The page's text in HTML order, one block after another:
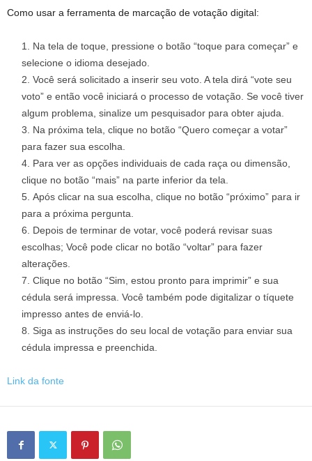
Como usar a ferramenta de marcação de votação digital:
Na tela de toque, pressione o botão “toque para começar” e
selecione o idioma desejado.
Você será solicitado a inserir seu voto. A tela dirá “vote seu
voto” e então você iniciará o processo de votação. Se você tiver
algum problema, sinalize um pesquisador para obter ajuda.
Na próxima tela, clique no botão “Quero começar a votar”
para fazer sua escolha.
Para ver as opções individuais de cada raça ou dimensão,
clique no botão “mais” na parte inferior da tela.
Após clicar na sua escolha, clique no botão “próximo” para ir
para a próxima pergunta.
Depois de terminar de votar, você poderá revisar suas
escolhas; Você pode clicar no botão “voltar” para fazer
alterações.
Clique no botão “Sim, estou pronto para imprimir” e sua
cédula será impressa. Você também pode digitalizar o tíquete
impresso antes de enviá-lo.
Siga as instruções do seu local de votação para enviar sua
cédula impressa e preenchida.
Link da fonte